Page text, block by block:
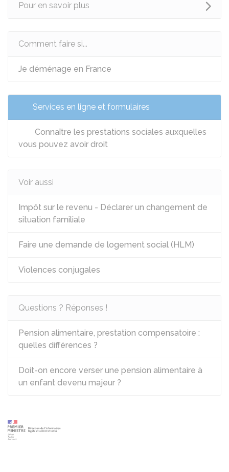
Pour en savoir plus
Comment faire si...
Je déménage en France
Services en ligne et formulaires
Connaître les prestations sociales auxquelles
vous pouvez avoir droit
Voir aussi
Impôt sur le revenu - Déclarer un changement de
situation familiale
Faire une demande de logement social (HLM)
Violences conjugales
Questions ? Réponses !
Pension alimentaire, prestation compensatoire :
quelles différences ?
Doit-on encore verser une pension alimentaire à
un enfant devenu majeur ?